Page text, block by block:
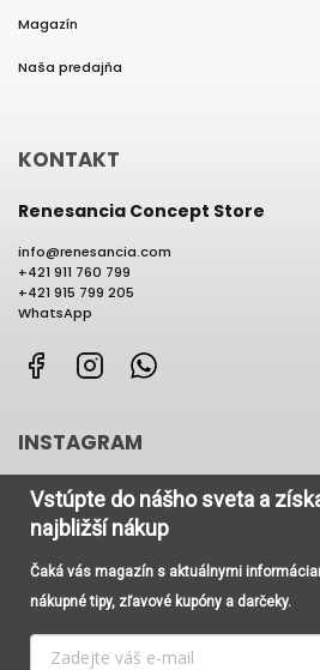
Používame cookies, aby sme
prehliadanie webu a vďaka
neustále zlepšovali jeho funkcie,
Magazín
Naša predajňa
KONTAKT
Renesancia Concept Store
info@renesancia.com
+421 911 760 799
+421 915 799 205
WhatsApp
FacebookInstagram
INSTAGRAM
Vstúpte do nášho sveta a
najbližší nákup
Čaká vás magazín s aktuálnymi
nákupné tipy, zľavové kupóny a darčeky.